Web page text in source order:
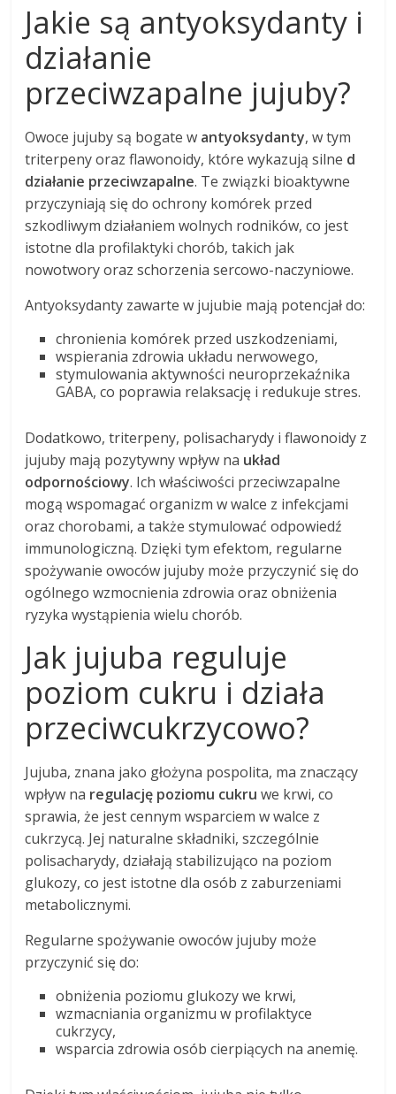
Jakie są antyoksydanty i
działanie
przeciwzapalne jujuby?
Owoce jujuby są bogate w antyoksydanty, w tym
triterpeny oraz flawonoidy, które wykazują silne d
działanie przeciwzapalne. Te związki bioaktywne
przyczyniają się do ochrony komórek przed
szkodliwym działaniem wolnych rodników, co jest
istotne dla profilaktyki chorób, takich jak
nowotwory oraz schorzenia sercowo-naczyniowe.
Antyoksydanty zawarte w jujubie mają potencjał do:
chronienia komórek przed uszkodzeniami,
wspierania zdrowia układu nerwowego,
stymulowania aktywności neuroprzekaźnika
GABA, co poprawia relaksację i redukuje stres.
Dodatkowo, triterpeny, polisacharydy i flawonoidy z
jujuby mają pozytywny wpływ na układ
odpornościowy. Ich właściwości przeciwzapalne
mogą wspomagać organizm w walce z infekcjami
oraz chorobami, a także stymulować odpowiedź
immunologiczną. Dzięki tym efektom, regularne
spożywanie owoców jujuby może przyczynić się do
ogólnego wzmocnienia zdrowia oraz obniżenia
ryzyka wystąpienia wielu chorób.
Jak jujuba reguluje
poziom cukru i działa
przeciwcukrzycowo?
Jujuba, znana jako głożyna pospolita, ma znaczący
wpływ na regulację poziomu cukru we krwi, co
sprawia, że jest cennym wsparciem w walce z
cukrzycą. Jej naturalne składniki, szczególnie
polisacharydy, działają stabilizująco na poziom
glukozy, co jest istotne dla osób z zaburzeniami
metabolicznymi.
Regularne spożywanie owoców jujuby może
przyczynić się do:
obniżenia poziomu glukozy we krwi,
wzmacniania organizmu w profilaktyce
cukrzycy,
wsparcia zdrowia osób cierpiących na anemię.